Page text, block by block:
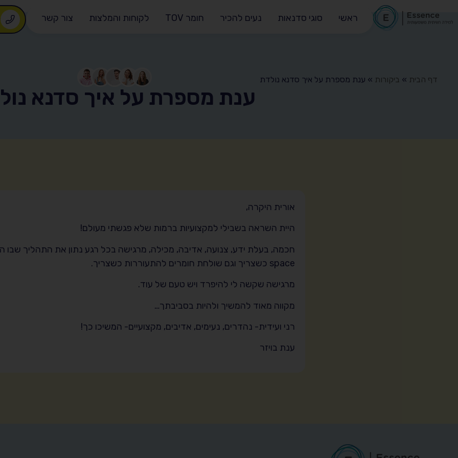
ראשי סוגי סדנאות נעים להכיר חומר TOV לקוחות והמלצות צור קשר
דף הבית » ביקורות » ענת מספרת על איך סדנא נולדת
ענת מספרת על איך סדנא
אורית היקרה,
היית השראה בשבילי למקצועיות ברמות שלא פגשתי מעולם!
חכמה, בעלת ידע, צנועה, אדיבה, מכילה, מרגישה בכל רגע נתון את התהליך שבו
space כשצריך וגם שולחת חומרים להתעוררות כשצריך.
מרגישה שקשה לי להיפרד ויש טעם של עוד.
מקווה מאוד להמשיך ולהיות בסביבתך…
רני ועידית- נהדרים, נעימים, אדיבים, מקצועיים- המשיכו כך!
ענת בויזר